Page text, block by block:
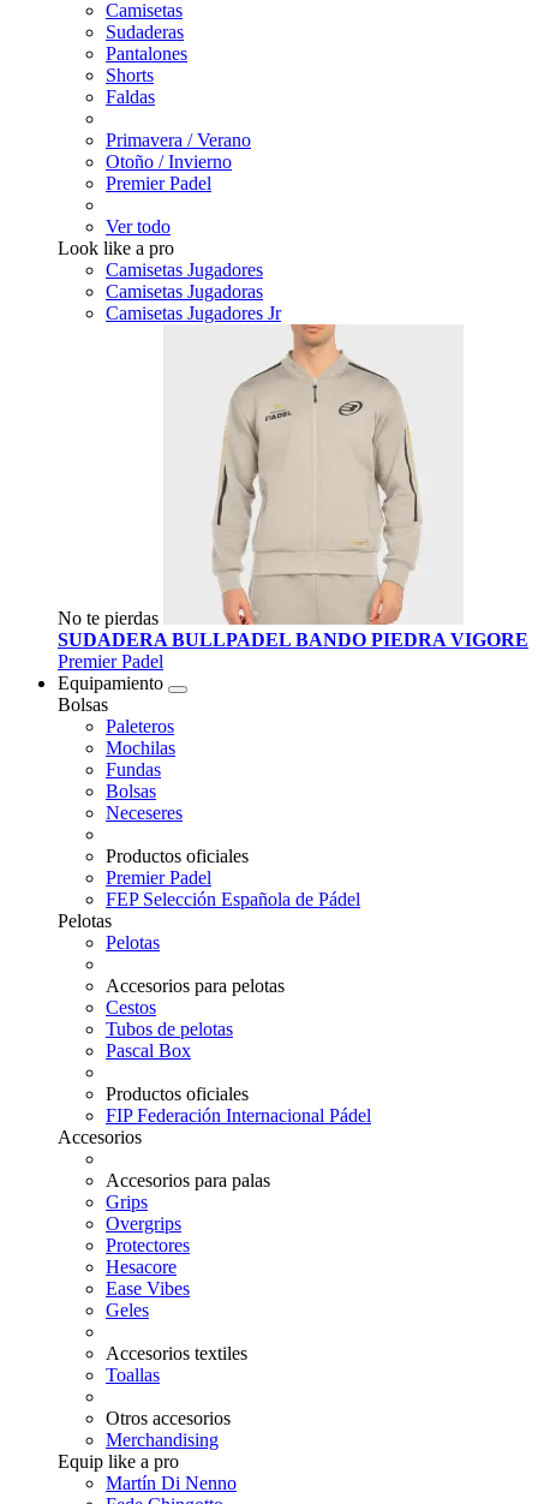
Camisetas
Sudaderas
Pantalones
Shorts
Faldas
Primavera / Verano
Otoño / Invierno
Premier Padel
Ver todo
Look like a pro
Camisetas Jugadores
Camisetas Jugadoras
Camisetas Jugadores Jr
No te pierdas
SUDADERA BULLPADEL BANDO PIEDRA VIGORE
Premier Padel
Equipamiento
Bolsas
Paleteros
Mochilas
Fundas
Bolsas
Neceseres
Productos oficiales
Premier Padel
FEP Selección Española de Pádel
Pelotas
Pelotas
Accesorios para pelotas
Cestos
Tubos de pelotas
Pascal Box
Productos oficiales
FIP Federación Internacional Pádel
Accesorios
Accesorios para palas
Grips
Overgrips
Protectores
Hesacore
Ease Vibes
Geles
Accesorios textiles
Toallas
Otros accesorios
Merchandising
Equip like a pro
Martín Di Nenno